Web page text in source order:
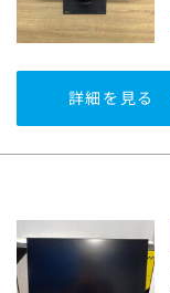
詳細を見る